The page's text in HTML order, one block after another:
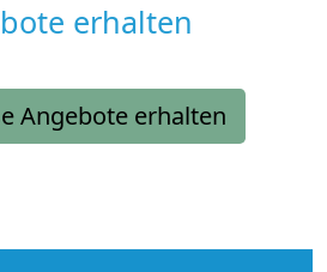
erhalten
Angebote erhalten